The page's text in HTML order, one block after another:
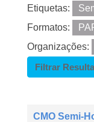
Etiquetas:
Formatos:
Organizações:
Filtrar
CMO Semi-